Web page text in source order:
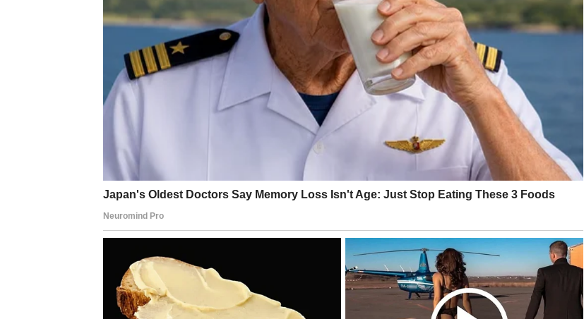
Moguće je da dobijete kompliment, priznanje ili pohvalu koja vam mnogo znači. Na poslu – dobar
trenutak da pokažete inicijativu ili iznesete ideju. U ljubavi, Lavovi zrače samopouzdanjem i
privlačnošću. Ako ste u vezi, strast i bliskost su naglašeni. Slobodni Lavovi danas mogu privući
pažnju bez ikakvog truda. Ovo je jedan od onih dana kada se osećate dobro u svojoj koži.
DEVICA
Sreda vam donosi rasterećenje i osećaj da stvari konačno idu u dobrom pravcu. Nešto što vas je
brinulo sada dobija rešenje ili se bar situacija razjašnjava. Na poslu – dobra organizacija i osećaj
kontrole. Finansije su stabilne. U ljubavi, Device osećaju potrebu za mirom i sigurnošću. Razgovor
sa partnerom može doneti olakšanje i potvrdu da niste sami u onome kroz šta prolazite. Slobodne
Device danas mogu shvatiti šta zaista žele – i šta više ne žele da tolerišu.
VAGA
Jedan od najlepših dana za vas.Sreda vam donosi harmoniju, lepe susrete i unutrašnju
ravnotežu. Osećate se lakše, vedrije i spremnije da uživate u trenutku. U ljubavi – osmeh, poruka